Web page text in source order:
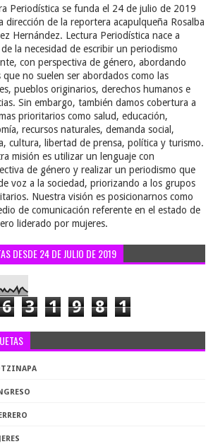
Periodística se funda el 24 de julio de 2019
dirección de la reportera acapulqueña Rosalba
Hernández. Lectura Periodística nace a
la necesidad de escribir un periodismo
con perspectiva de género, abordando
que no suelen ser abordados como las
pueblos originarios, derechos humanos e
Sin embargo, también damos cobertura a
prioritarios como salud, educación,
recursos naturales, demanda social,
cultura, libertad de prensa, política y turismo.
misión es utilizar un lenguaje con
de género y realizar un periodismo que
voz a la sociedad, priorizando a los grupos
Nuestra visión es posicionarnos como
de comunicación referente en el estado de
liderado por mujeres.
DESDE 24 DE JULIO DE 2019
6 3 1 9 8 1